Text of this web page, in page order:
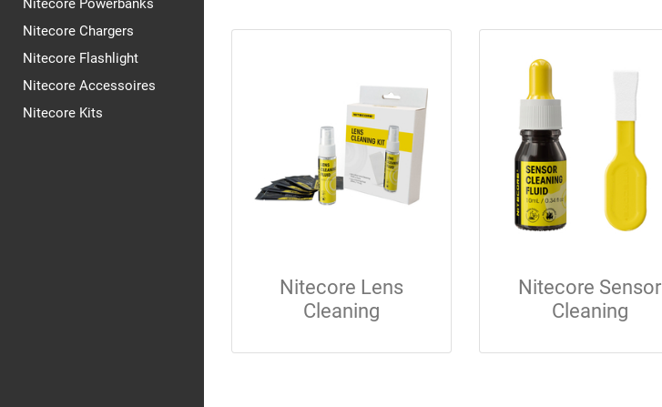
Nitecore Powerbanks
Nitecore Chargers
Nitecore Flashlight
Nitecore Accessoires
Nitecore Kits
Nitecore Lens
Cleaning
Nitecore Sensor
Cleaning